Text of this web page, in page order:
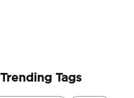
Trending Tags